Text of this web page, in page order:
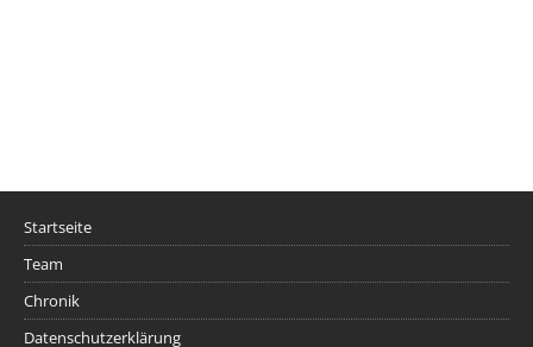
Startseite
Team
Chronik
Datenschutzerklärung